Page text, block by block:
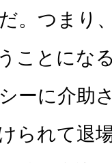
。つまり
ことにな
ーに介助
られて退